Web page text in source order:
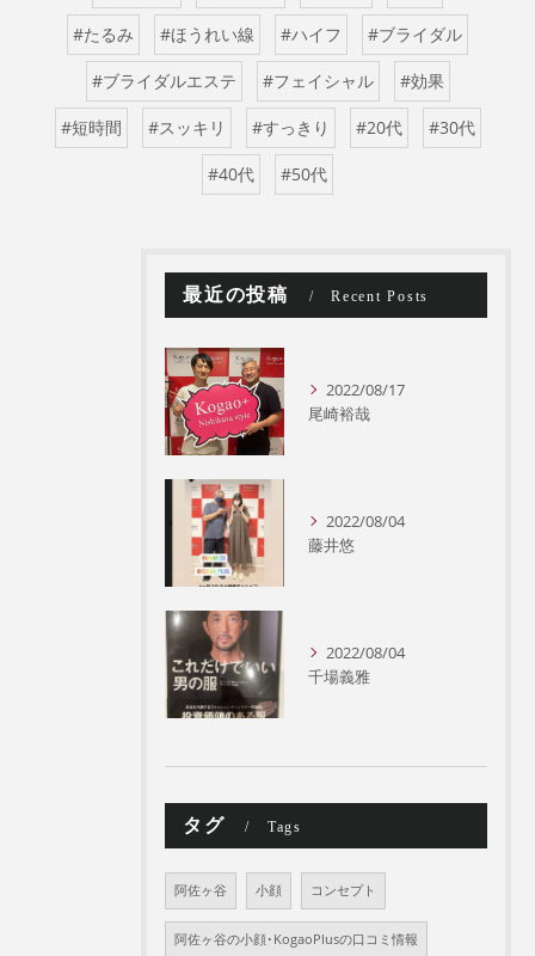
#たるみ #ほうれい線 #ハイフ #ブライダル
#ブライダルエステ #フェイシャル #効果
#短時間 #スッキリ #すっきり #20代 #30代
#40代 #50代
最近の投稿 Recent Posts
2022/08/17
尾崎裕哉
2022/08/04
藤井悠
2022/08/04
千場義雅
タグ Tags
阿佐ヶ谷 小顔 コンセプト
阿佐ヶ谷の小顔･KogaoPlusの口コミ情報